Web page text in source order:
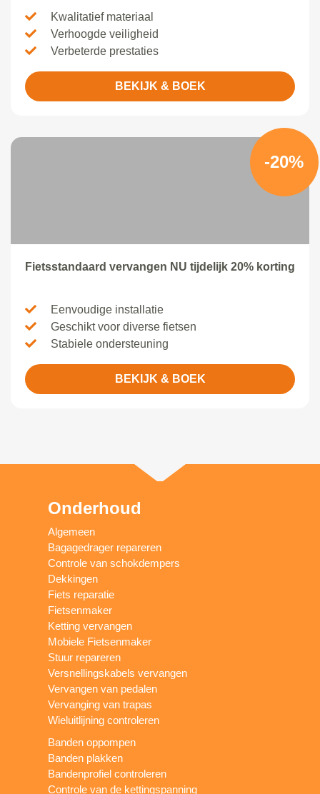
Kwalitatief materiaal
Verhoogde veiligheid
Verbeterde prestaties
BEKIJK & BOEK
-20%
Fietsstandaard vervangen NU tijdelijk 20% korting
Eenvoudige installatie
Geschikt voor diverse fietsen
Stabiele ondersteuning
BEKIJK & BOEK
Onderhoud
Algemeen
Bagagedrager repareren
Controle van schokdempers
Dekkingen
Fiets reparatie
Fietsenmaker
Ketting vervangen
Mobiele Fietsenmaker
Stuur repareren
Versnellingskabels vervangen
Vervangen van pedalen
Vervanging van trapas
Wieluitlijning controleren
Banden oppompen
Banden plakken
Bandenprofiel controleren
Controle van de kettingspanning